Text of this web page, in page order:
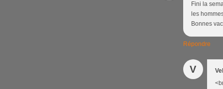
Fini la
les
Bonnes
Répondre
V